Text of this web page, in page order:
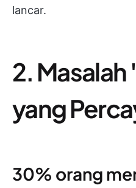
lancar.
2.
yang
30% orang